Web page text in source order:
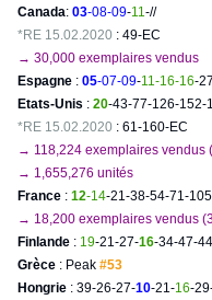
Canada: 03-08-09-11-//
*RE 15.02.2020 : 49-EC
→ 30,000 exemplaires vendus
Espagne : 05-07-09-11-16-16-
Etats-Unis : 20-43-77-126-152-
*RE 15.02.2020 : 61-160-EC
→ 118,224 exemplaires vendus
→ 1,655,276 unités
France : 12-14-21-38-54-71-
→ 18,200 exemplaires vendus
Finlande : 19-21-27-16-34-47-
Grèce : Peak #53
Hongrie : 39-26-27-10-21-16-